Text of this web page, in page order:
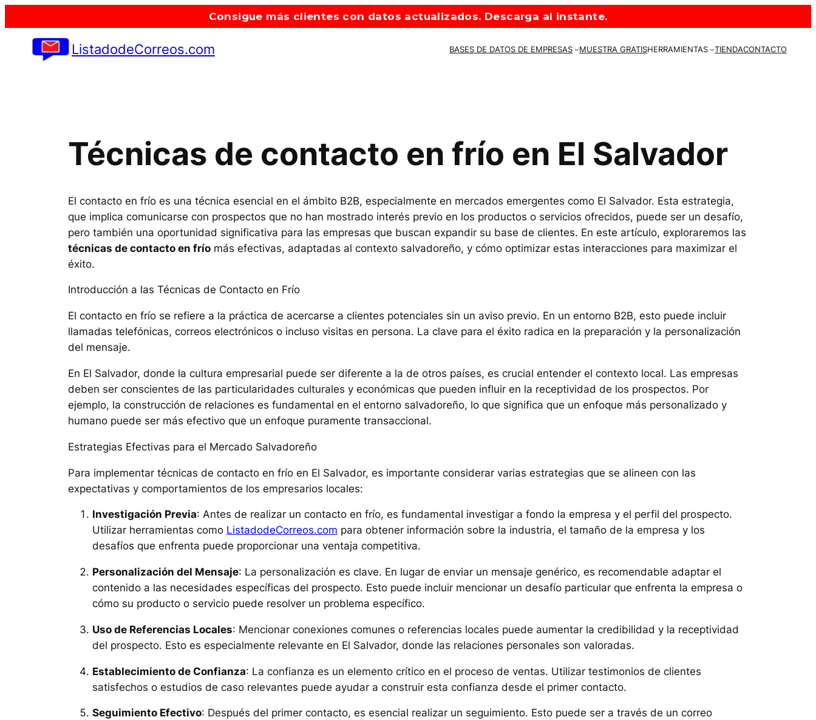
al
contenido
Consigue más clientes con datos actualizados. Descarga al instante.
ListadodeCorreos.com BASES DE DATOS DE EMPRESAS MUESTRA GRATISHERRAMIENTAS TIENDACONTACTO
Técnicas de contacto en frío en El Salvador
El contacto en frío es una técnica esencial en el ámbito B2B, especialmente en mercados emergentes como El Salvador. Esta estrategia,
que implica comunicarse con prospectos que no han mostrado interés previo en los productos o servicios ofrecidos, puede ser un desafío,
pero también una oportunidad significativa para las empresas que buscan expandir su base de clientes. En este artículo, exploraremos las
técnicas de contacto en frío más efectivas, adaptadas al contexto salvadoreño, y cómo optimizar estas interacciones para maximizar el
éxito.
Introducción a las Técnicas de Contacto en Frío
El contacto en frío se refiere a la práctica de acercarse a clientes potenciales sin un aviso previo. En un entorno B2B, esto puede incluir
llamadas telefónicas, correos electrónicos o incluso visitas en persona. La clave para el éxito radica en la preparación y la personalización
del mensaje.
En El Salvador, donde la cultura empresarial puede ser diferente a la de otros países, es crucial entender el contexto local. Las empresas
deben ser conscientes de las particularidades culturales y económicas que pueden influir en la receptividad de los prospectos. Por
ejemplo, la construcción de relaciones es fundamental en el entorno salvadoreño, lo que significa que un enfoque más personalizado y
humano puede ser más efectivo que un enfoque puramente transaccional.
Estrategias Efectivas para el Mercado Salvadoreño
Para implementar técnicas de contacto en frío en El Salvador, es importante considerar varias estrategias que se alineen con las
expectativas y comportamientos de los empresarios locales:
Investigación Previa: Antes de realizar un contacto en frío, es fundamental investigar a fondo la empresa y el perfil del prospecto.
Utilizar herramientas como ListadodeCorreos.com para obtener información sobre la industria, el tamaño de la empresa y los
desafíos que enfrenta puede proporcionar una ventaja competitiva.
Personalización del Mensaje: La personalización es clave. En lugar de enviar un mensaje genérico, es recomendable adaptar el
contenido a las necesidades específicas del prospecto. Esto puede incluir mencionar un desafío particular que enfrenta la empresa o
cómo su producto o servicio puede resolver un problema específico.
Uso de Referencias Locales: Mencionar conexiones comunes o referencias locales puede aumentar la credibilidad y la receptividad
del prospecto. Esto es especialmente relevante en El Salvador, donde las relaciones personales son valoradas.
Establecimiento de Confianza: La confianza es un elemento crítico en el proceso de ventas. Utilizar testimonios de clientes
satisfechos o estudios de caso relevantes puede ayudar a construir esta confianza desde el primer contacto.
Seguimiento Efectivo: Después del primer contacto, es esencial realizar un seguimiento. Esto puede ser a través de un correo